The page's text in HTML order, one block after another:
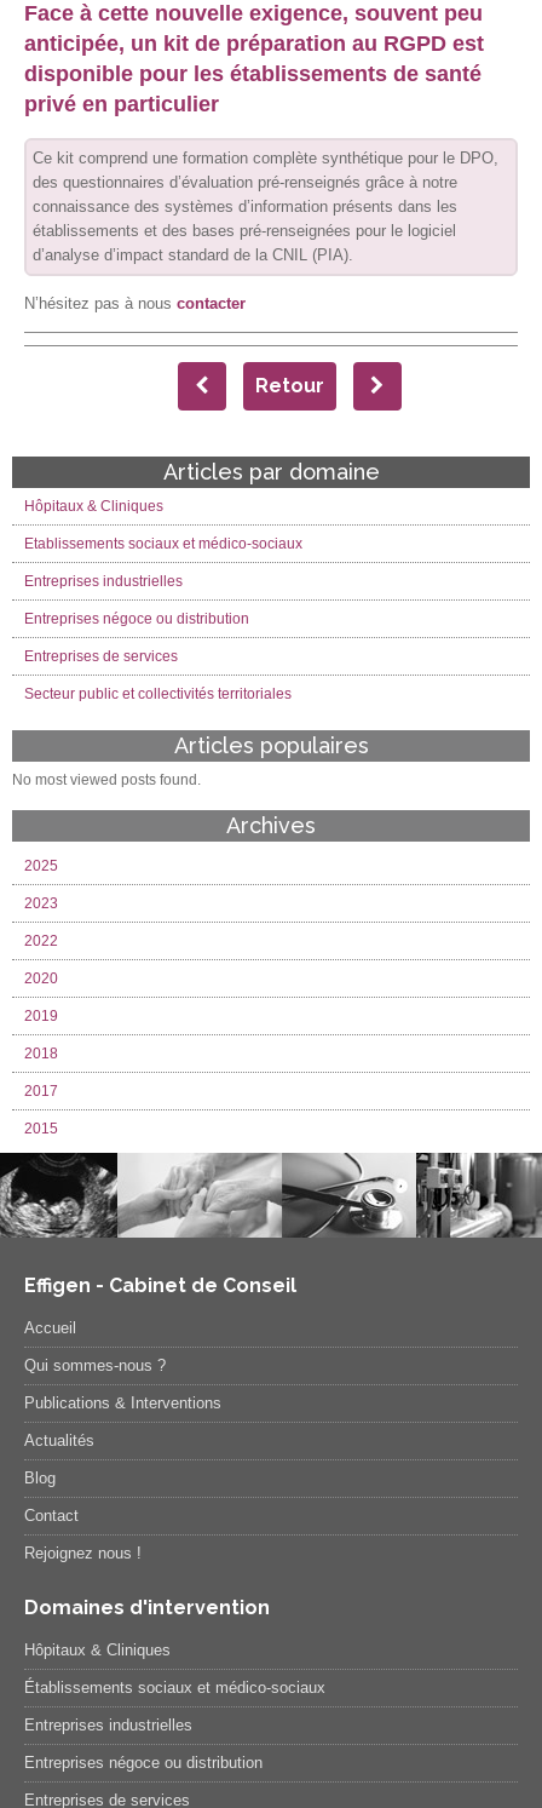
Face à cette nouvelle exigence, souvent peu
anticipée, un kit de préparation au RGPD est
disponible pour les établissements de santé
privé en particulier
Ce kit comprend une formation complète synthétique pour le DPO,
des questionnaires d’évaluation pré-renseignés grâce à notre
connaissance des systèmes d’information présents dans les
établissements et des bases pré-renseignées pour le logiciel
d’analyse d’impact standard de la CNIL (PIA).
N’hésitez pas à nous contacter
Retour
Articles par domaine
Hôpitaux & Cliniques
Etablissements sociaux et médico-sociaux
Entreprises industrielles
Entreprises négoce ou distribution
Entreprises de services
Secteur public et collectivités territoriales
Articles populaires
No most viewed posts found.
Archives
2025
2023
2022
2020
2019
2018
2017
2015
Effigen - Cabinet de Conseil
Accueil
Qui sommes-nous ?
Publications & Interventions
Actualités
Blog
Contact
Rejoignez nous !
Domaines d'intervention
Hôpitaux & Cliniques
Établissements sociaux et médico-sociaux
Entreprises industrielles
Entreprises négoce ou distribution
Entreprises de services